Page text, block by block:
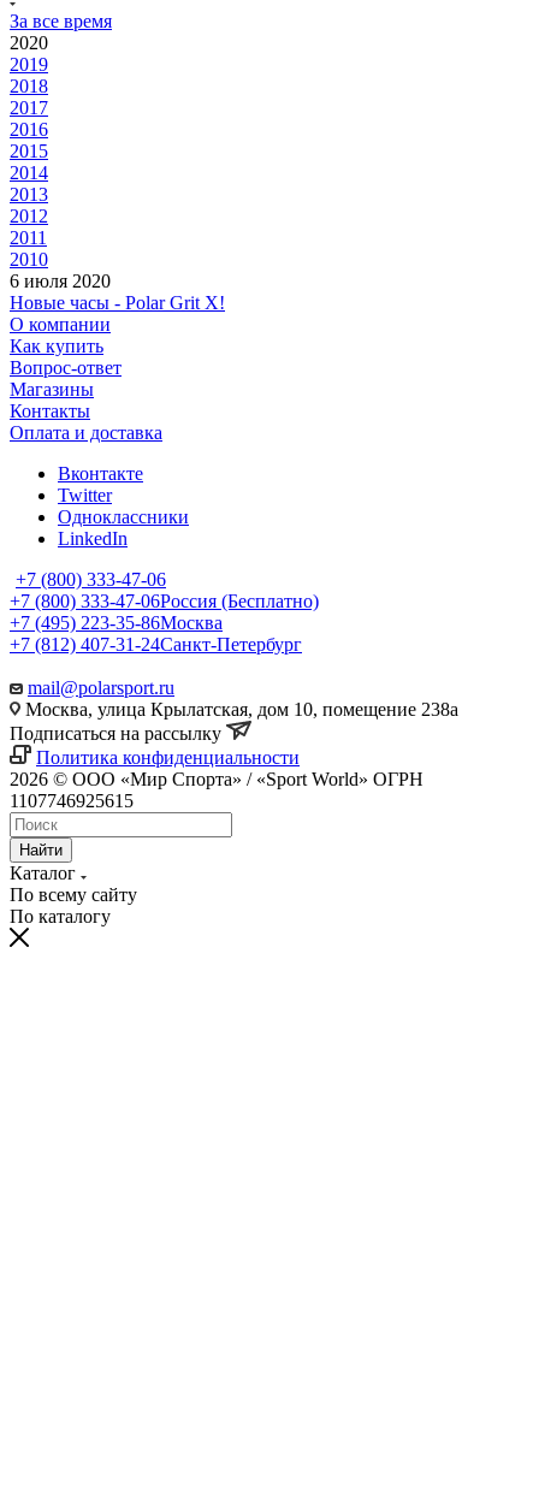
За все время
2020
2019
2018
2017
2016
2015
2014
2013
2012
2011
2010
6 июля 2020
Новые часы - Polar Grit X!
О компании
Как купить
Вопрос-ответ
Магазины
Контакты
Оплата и доставка
Вконтакте
Twitter
Одноклассники
LinkedIn
+7 (800) 333-47-06
+7 (800) 333-47-06Россия (Бесплатно)
+7 (495) 223-35-86Москва
+7 (812) 407-31-24Санкт-Петербург
mail@polarsport.ru
Москва, улица Крылатская, дом 10, помещение 238а
Подписаться на рассылку
Политика конфиденциальности
2026 © ООО «Мир Спорта» / «Sport World» ОГРН
1107746925615
Найти
Каталог
По всему сайту
По каталогу